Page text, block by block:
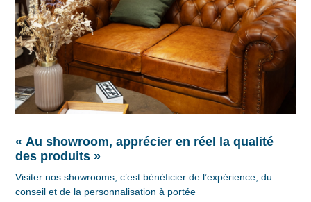
« Au showroom, apprécier en réel la qualité
des produits »
Visiter nos showrooms, c’est bénéficier de l’expérience, du
conseil et de la personnalisation à portée